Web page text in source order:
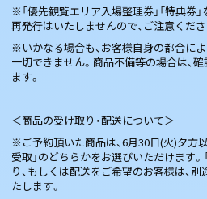
※「優先観覧エリア入場整理券」「特典券」
再発行はいたしませんので、ご注意くださ
※いかなる場合も、お客様自身の都合によ
一切できません。商品不備等の場合は、
ます。
＜商品の受け取り・配送について＞
※ご予約頂いた商品は、6月30日(火)夕方以
受取」のどちらかをお選びいただけます
り、もしくは配送をご希望のお客様は、
たします。